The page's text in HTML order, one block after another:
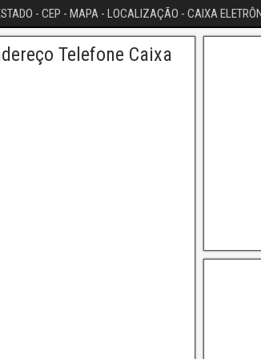
- CEP - MAPA - LOCALIZAÇÃO - CAIXA
Telefone Caixa